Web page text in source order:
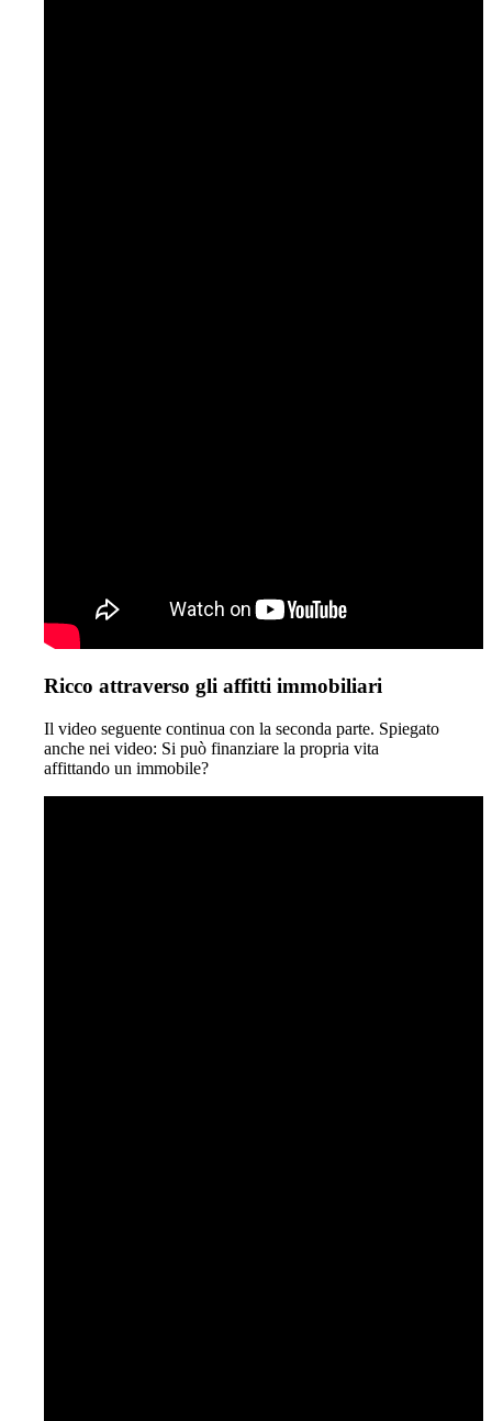
Ricco attraverso gli affitti immobiliari
Il video seguente continua con la seconda parte. Spiegato
anche nei video: Si può finanziare la propria vita
affittando un immobile?